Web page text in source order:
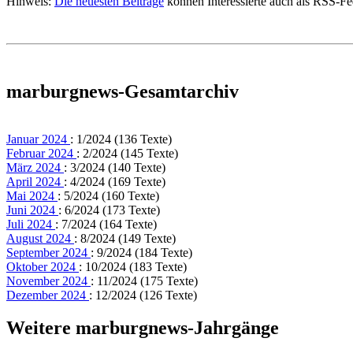
marburgnews-Gesamtarchiv
Januar 2024 : 1/2024 (136 Texte)
Februar 2024 : 2/2024 (145 Texte)
März 2024 : 3/2024 (140 Texte)
April 2024 : 4/2024 (169 Texte)
Mai 2024 : 5/2024 (160 Texte)
Juni 2024 : 6/2024 (173 Texte)
Juli 2024 : 7/2024 (164 Texte)
August 2024 : 8/2024 (149 Texte)
September 2024 : 9/2024 (184 Texte)
Oktober 2024 : 10/2024 (183 Texte)
November 2024 : 11/2024 (175 Texte)
Dezember 2024 : 12/2024 (126 Texte)
Weitere marburgnews-Jahrgänge